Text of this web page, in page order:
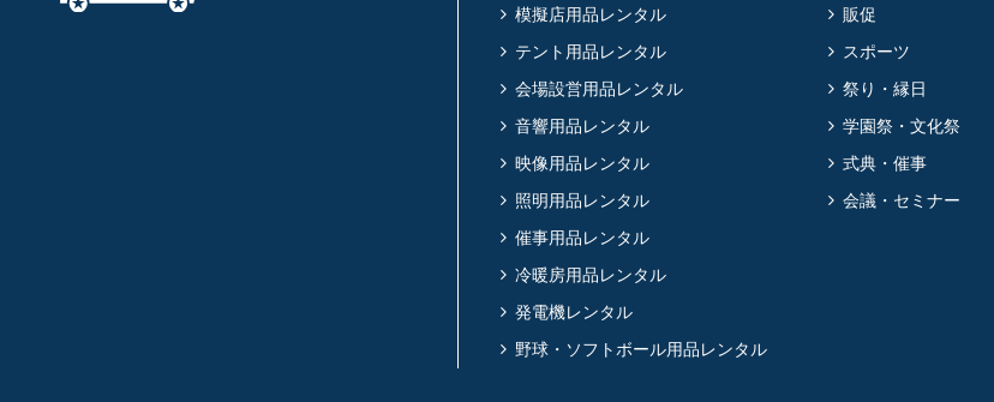
模擬店用品レンタル
テント用品レンタル
会場設営用品レンタル
音響用品レンタル
映像用品レンタル
照明用品レンタル
催事用品レンタル
冷暖房用品レンタル
発電機レンタル
野球・ソフトボール用品レンタル
販促
スポーツ
祭り・縁日
学園祭・文化祭
式典・催事
会議・セミナー